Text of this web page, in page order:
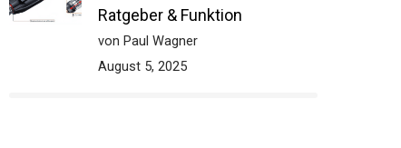
Ratgeber & Funktion
von Paul Wagner
August 5, 2025